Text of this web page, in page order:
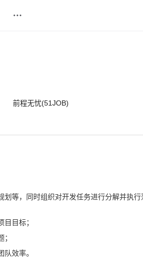
前程无忧(51JOB)
划等，同时组织对开发任务进行分解并执行
目标；
效率。